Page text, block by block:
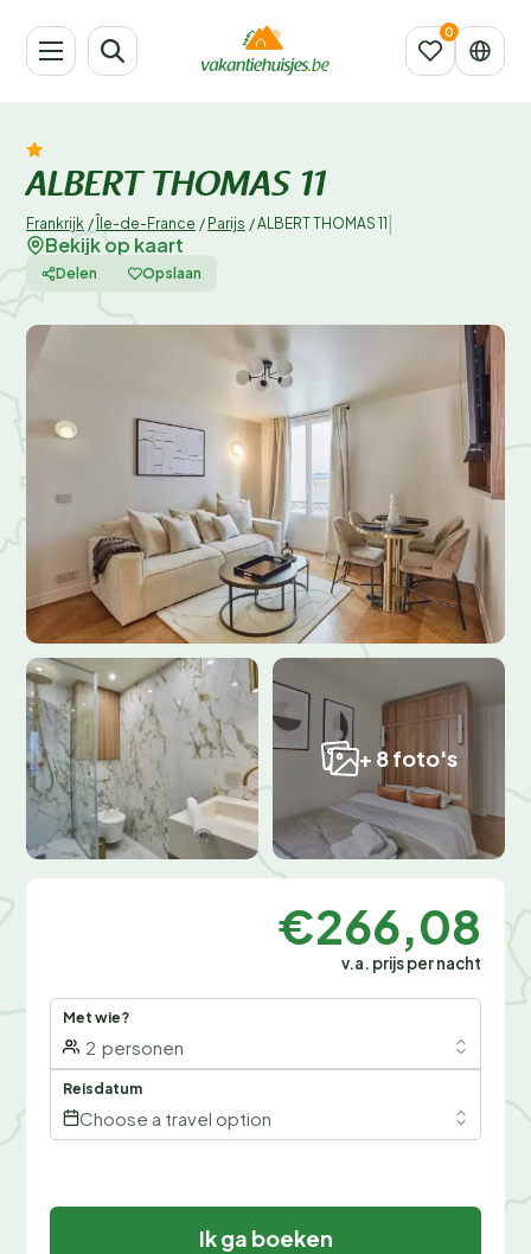
ALBERT THOMAS 11
Frankrijk / Île-de-France / Parijs /ALBERT THOMAS 11
Bekijk op kaart
Delen Opslaan
+ 8 foto's
€266,08
v.a. prijs per nacht
Met wie?
2 personen
Reisdatum
Choose a travel option
Ik ga boeken